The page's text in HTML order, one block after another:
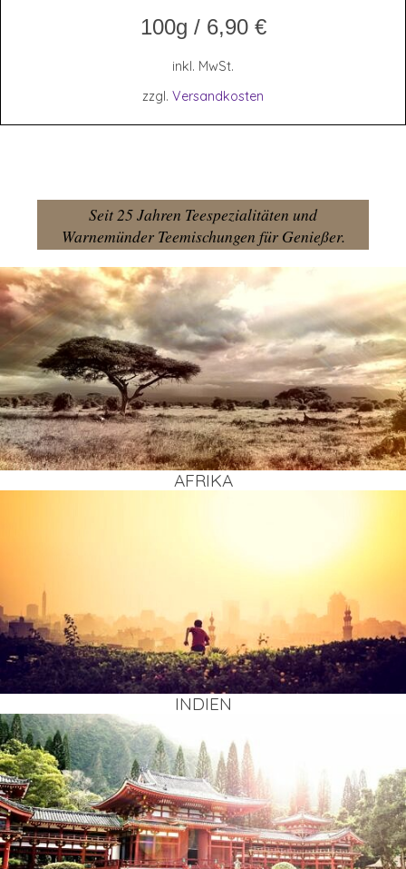
100g / 6,90 €
inkl. MwSt.
zzgl. Versandkosten
Seit 25 Jahren Teespezialitäten und
Warnemünder Teemischungen für Genießer.
AFRI­KA
INDI­EN